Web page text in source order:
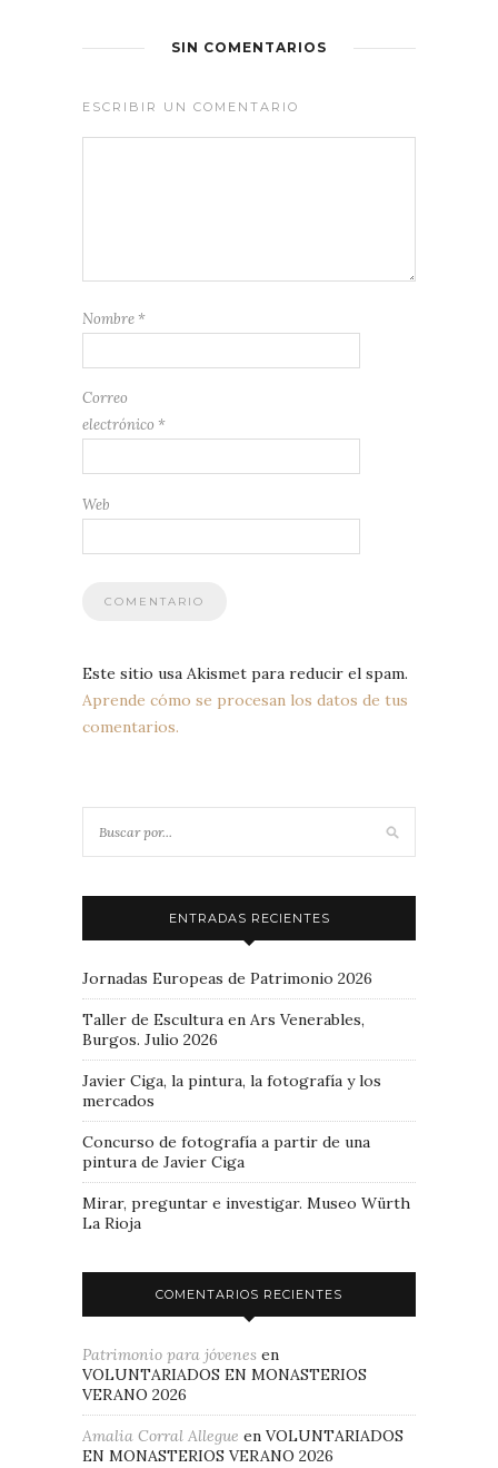
SIN COMENTARIOS
ESCRIBIR UN COMENTARIO
Nombre *
Correo
electrónico *
Web
Este sitio usa Akismet para reducir el spam.
Aprende cómo se procesan los datos de tus
comentarios.
ENTRADAS RECIENTES
Jornadas Europeas de Patrimonio 2026
Taller de Escultura en Ars Venerables,
Burgos. Julio 2026
Javier Ciga, la pintura, la fotografía y los
mercados
Concurso de fotografía a partir de una
pintura de Javier Ciga
Mirar, preguntar e investigar. Museo Würth
La Rioja
COMENTARIOS RECIENTES
Patrimonio para jóvenes en
VOLUNTARIADOS EN MONASTERIOS
VERANO 2026
Amalia Corral Allegue en VOLUNTARIADOS
EN MONASTERIOS VERANO 2026